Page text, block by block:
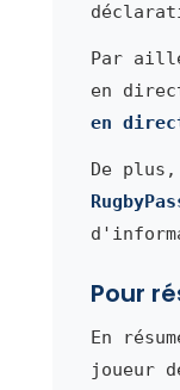
Par
en
en
De
Pour
En
joueur